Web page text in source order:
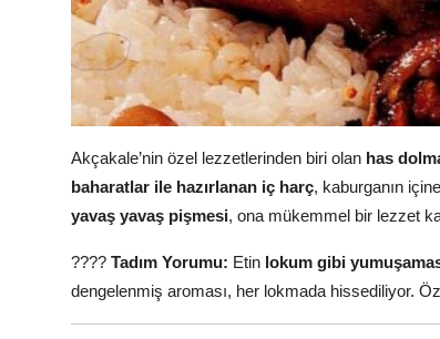
Akçakale’nin özel lezzetlerinden biri olan has
baharatlar ile hazırlanan iç harç, kaburganın
yavaş yavaş pişmesi, ona mükemmel bir lezzet
???? Tadım Yorumu: Etin lokum gibi
dengelenmiş aroması, her lokmada hissediliyor.